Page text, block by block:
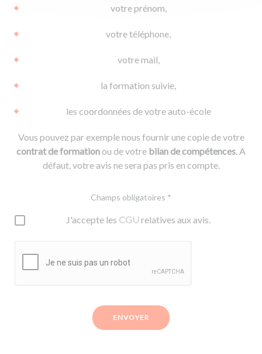
votre prénom,
votre téléphone,
votre mail,
la formation suivie,
les coordonnées de votre auto-école
Vous pouvez par exemple nous fournir une copie de votre
contrat de formationou de votre bilan de compétences. A
défaut, votre avis ne sera pas pris en compte.
Champs obligatoires *
J'accepte les CGUrelatives aux avis.
ENVOYER